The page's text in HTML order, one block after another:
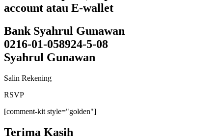
account atau E-wallet
Bank Syahrul Gunawan
0216-01-058924-5-08
Syahrul Gunawan
Salin Rekening
RSVP
[comment-kit style="golden"]
Terima Kasih